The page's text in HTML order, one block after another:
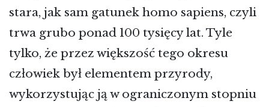
stara, jak sam gatunek homo sapiens, czyli
trwa grubo ponad 100 tysięcy lat. Tyle
tylko, że przez większość tego okresu
człowiek był elementem przyrody,
wykorzystując ją w ograniczonym stopniu